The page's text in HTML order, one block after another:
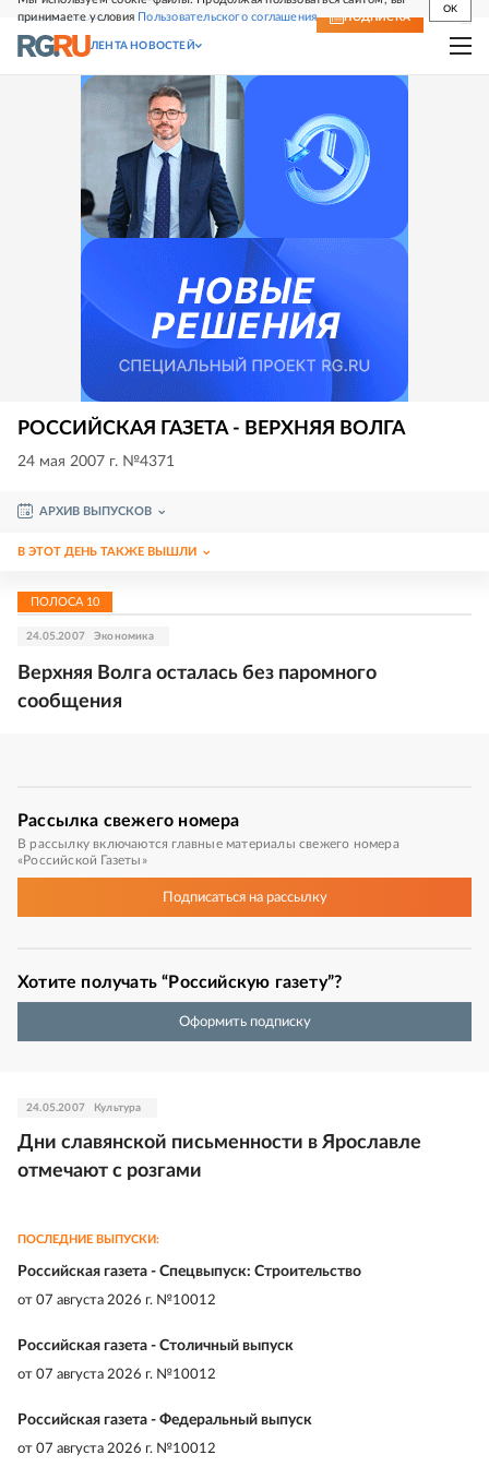
принимаете условия Пользовательского соглашения
OK
СВЕЖИЙ НОМЕР ПОДПИСКА
ЛЕНТА НОВОСТЕЙ
РОССИЙСКАЯ ГАЗЕТА - ВЕРХНЯЯ ВОЛГА
24 мая 2007 г. №4371
АРХИВ ВЫПУСКОВ
В ЭТОТ ДЕНЬ ТАКЖЕ ВЫШЛИ
ПОЛОСА 10
24.05.2007 Экономика
Верхняя Волга осталась без паромного
сообщения
Рассылка свежего номера
В рассылку включаются главные материалы свежего номера
«Российской Газеты»
Подписатьсяна рассылку
Хотите получать “Российскую газету”?
Оформить подписку
24.05.2007 Культура
Дни славянской письменности в Ярославле
отмечают с розгами
ПОСЛЕДНИЕ ВЫПУСКИ:
Российская газета - Спецвыпуск: Строительство
от 07 августа 2026 г. №10012
Российская газета - Столичный выпуск
от 07 августа 2026 г. №10012
Российская газета - Федеральный выпуск
от 07 августа 2026 г. №10012